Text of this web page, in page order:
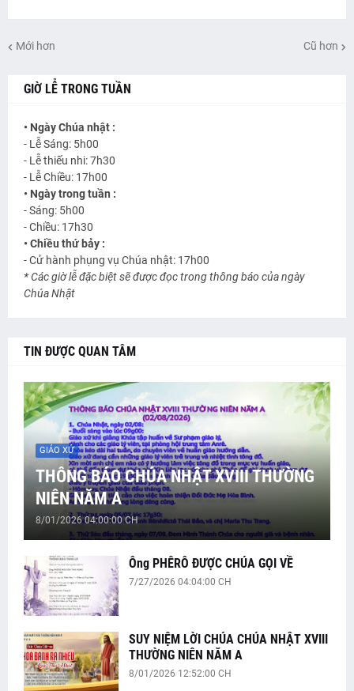
Mới hơn Cũ hơn
GIỜ LỄ TRONG TUẦN
• Ngày Chúa nhật :
- Lễ Sáng: 5h00
- Lễ thiếu nhi: 7h30
- Lễ Chiều: 17h00
• Ngày trong tuần :
- Sáng: 5h00
- Chiều: 17h30
• Chiều thứ bảy :
- Cử hành phụng vụ Chúa nhật: 17h00
* Các giờ lễ đặc biệt sẽ được đọc trong thông báo của ngày
Chúa Nhật
TIN ĐƯỢC QUAN TÂM
GIÁO XỨ
THÔNG BÁO CHÚA NHẬT XVIII THƯỜNG
NIÊN NĂM A
8/01/2026 04:00:00 CH
Ông PHÊRÔ ĐƯỢC CHÚA GỌI VỀ
7/27/2026 04:04:00 CH
SUY NIỆM LỜI CHÚA CHÚA NHẬT XVIII
THƯỜNG NIÊN NĂM A
8/01/2026 12:52:00 CH